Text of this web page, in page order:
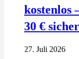
kostenlos
30 €
27. Juli 2026